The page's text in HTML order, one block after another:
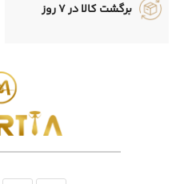
برگشت کالا در 7 روز